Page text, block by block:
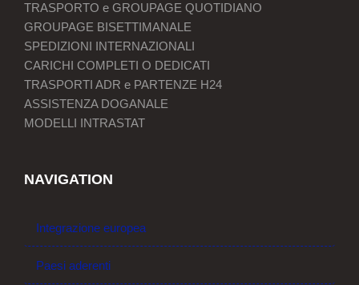
TRASPORTO e GROUPAGE QUOTIDIANO
GROUPAGE BISETTIMANALE
SPEDIZIONI INTERNAZIONALI
CARICHI COMPLETI O DEDICATI
TRASPORTI ADR e PARTENZE H24
ASSISTENZA DOGANALE
MODELLI INTRASTAT
NAVIGATION
Integrazione europea
Paesi aderenti